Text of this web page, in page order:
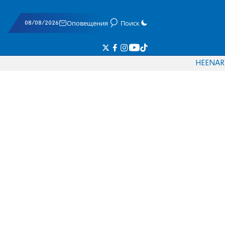
08/08/2026 Оповещения Поиск
HEENAR